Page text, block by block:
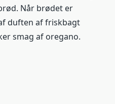
Når brødet er
duften af friskbagt
smag af oregano.